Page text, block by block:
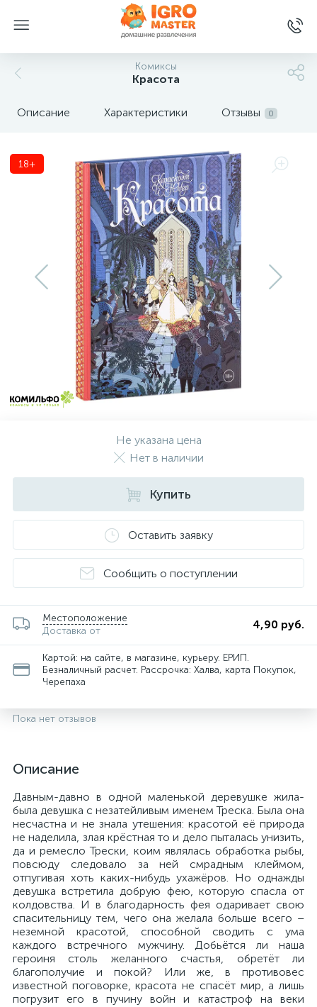
Комиксы
Красота
Описание Характеристики Отзывы 0
18+
Не указана цена
Нет в наличии
Купить
Оставить заявку
Сообщить о поступлении
Местоположение
Доставка от
4,90 руб.
Картой: на сайте, в магазине, курьеру. ЕРИП.
Безналичный расчет. Рассрочка: Халва, карта Покупок,
Черепаха
Пока нет отзывов
Описание
Давным-давно в одной маленькой деревушке жила-
была девушка с незатейливым именем Треска. Была она
несчастна и не знала утешения: красотой её природа
не наделила, злая крёстная то и дело пыталась унизить,
да и ремесло Трески, коим являлась обработка рыбы,
повсюду следовало за ней смрадным клеймом,
отпугивая хоть каких-нибудь ухажёров. Но однажды
девушка встретила добрую фею, которую спасла от
колдовства. И в благодарность фея одаривает свою
спасительницу тем, чего она желала больше всего –
неземной красотой, способной сводить с ума
каждого встречного мужчину. Добьётся ли наша
героиня столь желанного счастья, обретёт ли
благополучие и покой? Или же, в противовес
известной поговорке, красота не спасёт мир, а лишь
погрузит его в пучину войн и катастроф на веки